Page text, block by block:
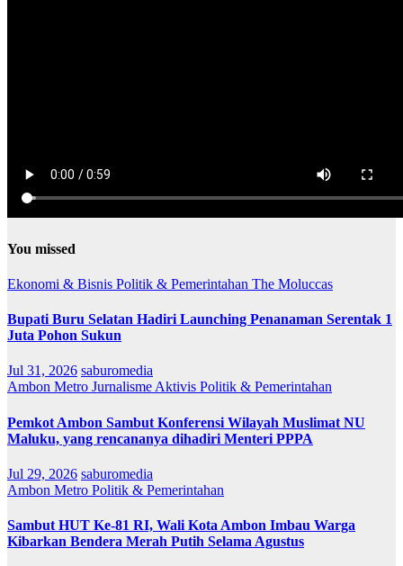
You missed
Ekonomi & Bisnis Politik & Pemerintahan The Moluccas
Bupati Buru Selatan Hadiri Launching Penanaman Serentak 1
Juta Pohon Sukun
Jul 31, 2026 saburomedia
Ambon Metro Jurnalisme Aktivis Politik & Pemerintahan
Pemkot Ambon Sambut Konferensi Wilayah Muslimat NU
Maluku, yang rencananya dihadiri Menteri PPPA
Jul 29, 2026 saburomedia
Ambon Metro Politik & Pemerintahan
Sambut HUT Ke-81 RI, Wali Kota Ambon Imbau Warga
Kibarkan Bendera Merah Putih Selama Agustus